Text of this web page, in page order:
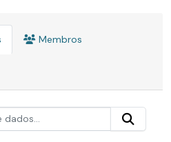
Membros